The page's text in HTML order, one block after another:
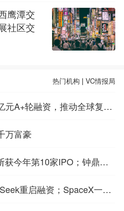
鹰潭交
社区交
热门机构 |VC情报局
元A+轮融资，推动全球复合
万富豪
获今年第10家IPO；钟鼎投
重启融资；SpaceX一夜